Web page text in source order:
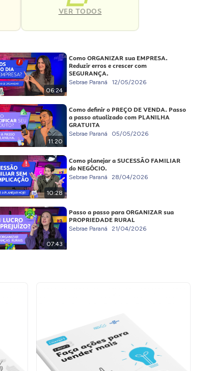
VER TODOS
06:24
Como ORGANIZAR sua EMPRESA.
Reduzir erros e crescer com
SEGURANÇA.
Sebrae Paraná 12/05/2026
11:20
Como definir o PREÇO DE VENDA. Passo
a passo atualizado com PLANILHA
GRATUITA
Sebrae Paraná 05/05/2026
10:28
Como planejar a SUCESSÃO FAMILIAR
do NEGÓCIO.
Sebrae Paraná 28/04/2026
07:43
Passo a passo para ORGANIZAR sua
PROPRIEDADE RURAL
Sebrae Paraná 21/04/2026